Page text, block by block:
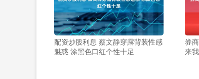
配资炒股利息 蔡文静穿露背装性感
魅惑 涂黑色口红个性十足
券
来